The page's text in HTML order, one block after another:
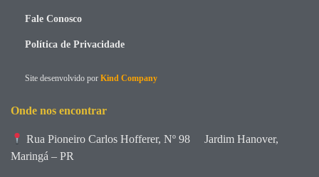
Fale Conosco
Política de Privacidade
Site desenvolvido por Kind Company
Onde nos encontrar
Rua Pioneiro Carlos Hofferer, Nº 98
Jardim Hanover,
Maringá – PR